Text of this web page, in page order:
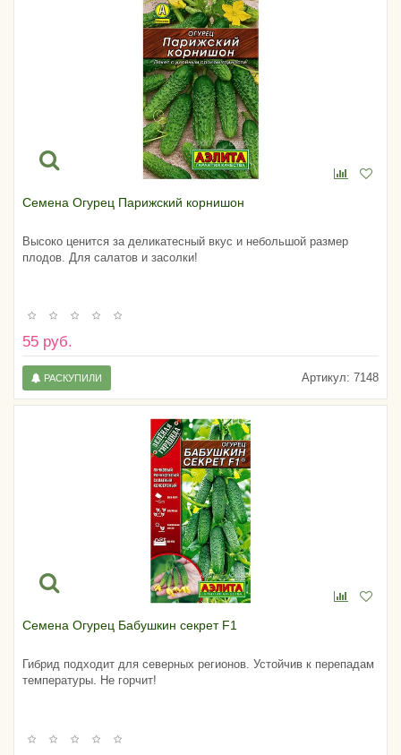
Семена Огурец Парижский корнишон
Высоко ценится за деликатесный вкус и небольшой размер
плодов. Для салатов и засолки!
55 руб.
Артикул: 7148
РАСКУПИЛИ
Семена Огурец Бабушкин секрет F1
Гибрид подходит для северных регионов. Устойчив к перепадам
температуры. Не горчит!